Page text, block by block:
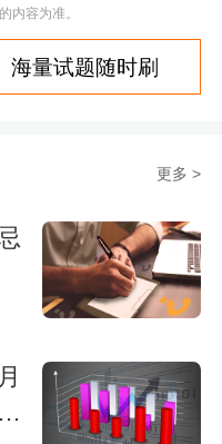
内容为准。
海量试题随时刷
更多 >